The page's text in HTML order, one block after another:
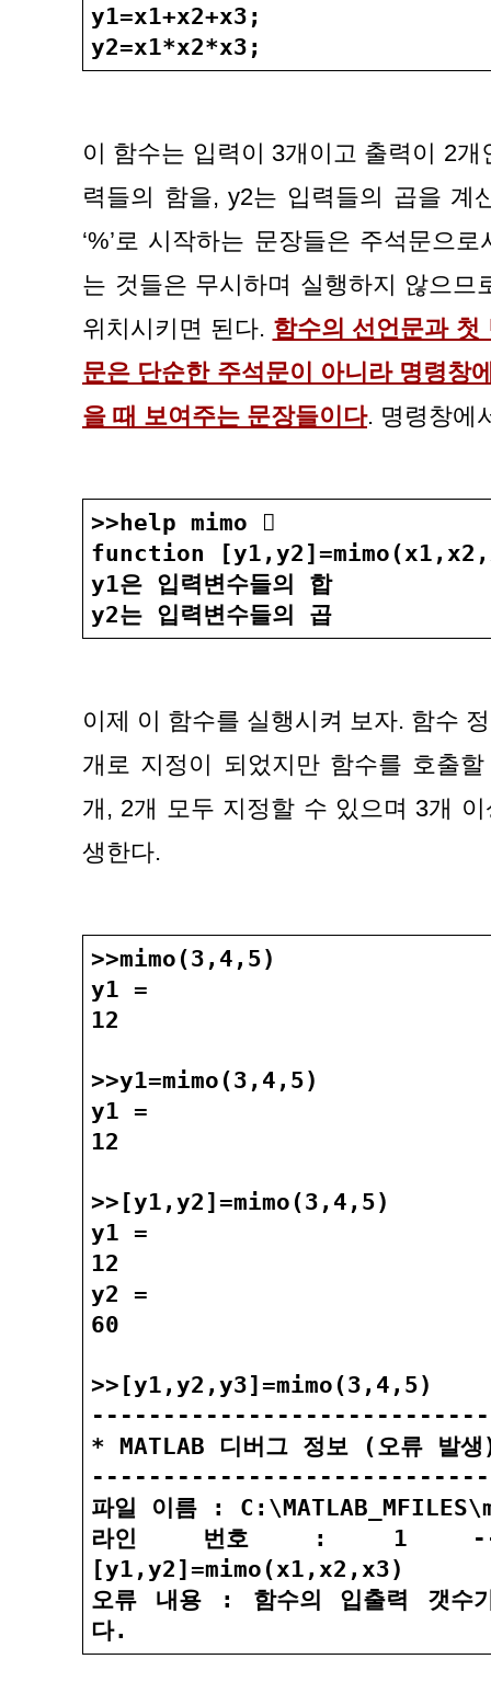
y1=x1+x2+x3;
y2=x1*x2*x3;
이 함수는 입력이 3개이고 출력이 2
력들의 함을, y2는 입력들의 곱을 계
‘%’로 시작하는 문장들은 주석문으
는 것들은 무시하며 실행하지 않으므
위치시키면 된다. 함수의 선언문과 첫
문은 단순한 주석문이 아니라 명령창
을 때 보여주는 문장들이다. 명령창에
>>help mimo 󰎠
function
y1은 입력변수들의 합
y2는 입력변수들의 곱
이제 이 함수를 실행시켜 보자. 함수
개로 지정이 되었지만 함수를 호출
개, 2개 모두 지정할 수 있으며 3개
생한다.
>>mimo(3,4,5)
y1 =
12
>>y1=mimo(3,4,5)
y1 =
12
>>[y1,y2]=mimo(3,4,5)
y1 =
12
y2 =
60
>>[y1,y2,y3]=mimo(3,4,5)
* MATLAB 디버그 정보 (오류 발
파일 이름 :
라인 번호 : 1 --
[y1,y2]=mimo(x1,x2,x3)
오류 내용 : 함수의 입출력 갯수
다.